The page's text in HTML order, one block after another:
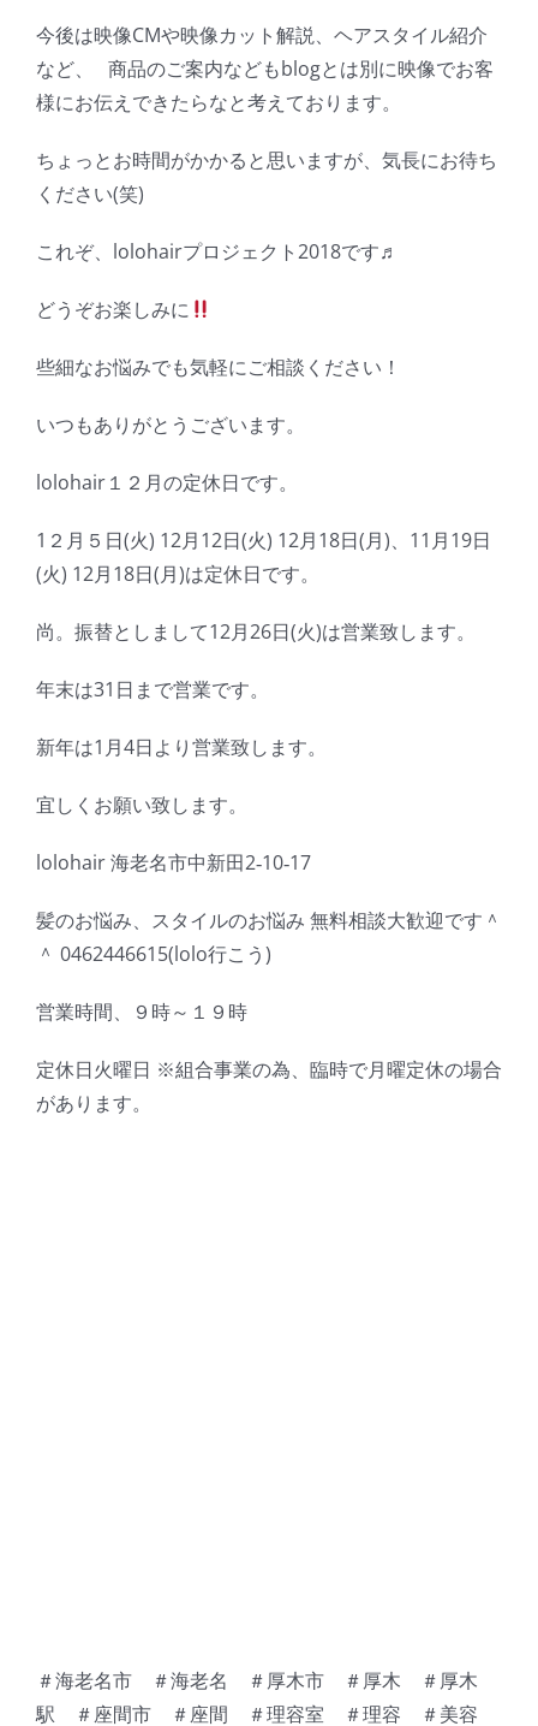
今後は映像CMや映像カット解説、ヘアスタイル紹介
など、 商品のご案内などもblogとは別に映像でお客
様にお伝えできたらなと考えております。
ちょっとお時間がかかると思いますが、気長にお待ち
ください(笑)
これぞ、lolohairプロジェクト2018です♬
どうぞお楽しみに
些細なお悩みでも気軽にご相談ください！
いつもありがとうございます。
lolohair１２月の定休日です。
1２月５日(火) 12月12日(火) 12月18日(月)、11月19日
(火) 12月18日(月)は定休日です。
尚。振替としまして12月26日(火)は営業致します。
年末は31日まで営業です。
新年は1月4日より営業致します。
宜しくお願い致します。
lolohair 海老名市中新田2‐10‐17
髪のお悩み、スタイルのお悩み 無料相談大歓迎です＾
＾ 0462446615(lolo行こう)
営業時間、９時～１９時
定休日火曜日 ※組合事業の為、臨時で月曜定休の場合
があります。
＃海老名市 ＃海老名 ＃厚木市 ＃厚木 ＃厚木
駅 ＃座間市 ＃座間 ＃理容室 ＃理容 ＃美容